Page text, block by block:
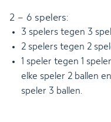
2 – 6 spelers:
3 spelers tegen 3
2 spelers tegen 2
1 speler tegen 1
elke speler 2 ballen
speler 3 ballen.